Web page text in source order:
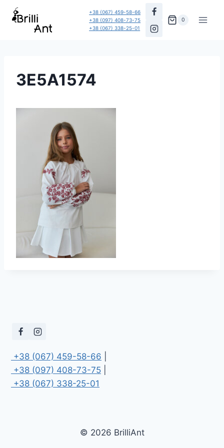
Перейти
+38 (067) 459-58-66
+38 (097) 408-73-75
+38 (067) 338-25-01
0
3E5A1574
+38 (067) 459-58-66
+38 (097) 408-73-75
+38 (067) 338-25-01
© 2026 BrilliAnt